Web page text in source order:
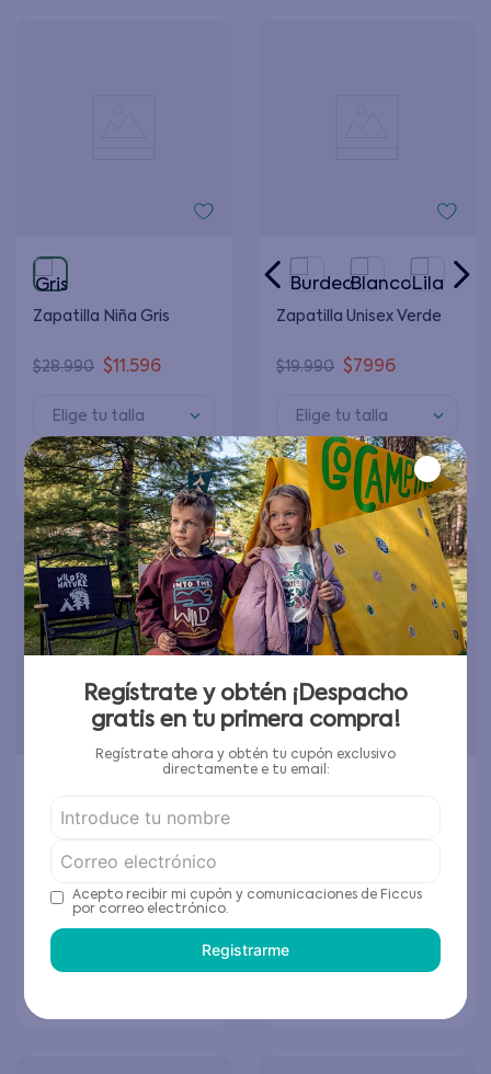
Zapatilla Niña Gris
$28.990 $11 .596
Elige tu talla
Agregar al carrito
Zapatilla Unisex Verde
$19.990 $7996
Elige tu talla
Agregar al carrito
Azul
990 $ 996
Elige tu talla
36 990 14 796
Regístrate y obtén ¡Despacho
gratis en tu primera compra!
Regístrate ahora y obtén tu cupón exclusivo
directamente e tu email:
Acepto recibir mi cupón y comunicaciones de Ficcus
por correo electrónico.
Registrarme